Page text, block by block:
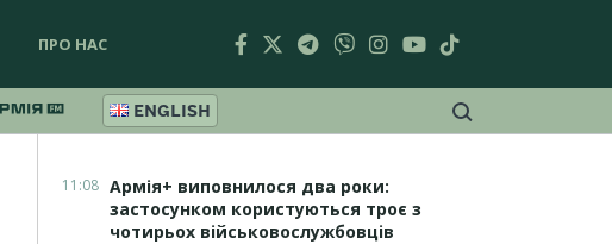
ПРО НАС
ENGLISH
11:08 Армія+ виповнилося два роки:
застосунком користуються троє з
чотирьох військовослужбовців